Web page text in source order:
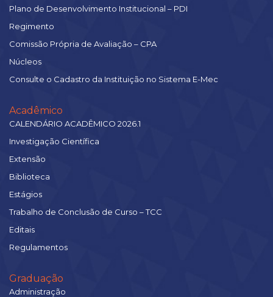
Plano de Desenvolvimento Institucional – PDI
Regimento
Comissão Própria de Avaliação – CPA
Núcleos
Consulte o Cadastro da Instituição no Sistema E-Mec
Acadêmico
CALENDÁRIO ACADÊMICO 2026.1
Investigação Científica
Extensão
Biblioteca
Estágios
Trabalho de Conclusão de Curso – TCC
Editais
Regulamentos
Graduação
Administração